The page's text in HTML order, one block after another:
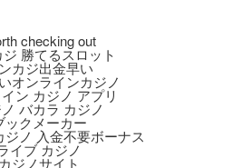
checking out
勝てるスロット
カジ出金早い
オンラインカジノ
ン カジノ アプリ
バカラ カジノ
ックメーカー
ジノ 入金不要ボーナス
イブ カジノ
カジノサイト